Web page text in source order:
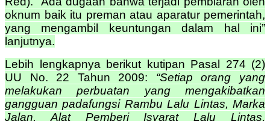
oknum baik itu preman atau aparatur pemerintah,
yang mengambil keuntungan dalam hal ini”
lanjutnya.
Lebih lengkapnya berikut kutipan Pasal 274 (2)
UU No. 22 Tahun 2009: “Setiap orang yang
melakukan perbuatan yang mengakibatkan
gangguan padafungsi Rambu Lalu Lintas, Marka
Jalan, Alat Pemberi Isyarat Lalu Lintas,